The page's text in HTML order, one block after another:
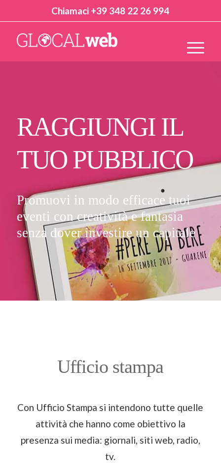
Chiamaci +39 348 22 26 994
RAGGIUNGI IL
TUO PUBBLICO
Promuovi in modo efficace tuoi
eventi con creatività e fantasia
senza dover investire un capitale
Ufficio stampa
Con Ufficio Stampa si intendono tutte quelle
attività che hanno come obiettivo la
presenza sui media: giornali, siti web, radio,
tv.